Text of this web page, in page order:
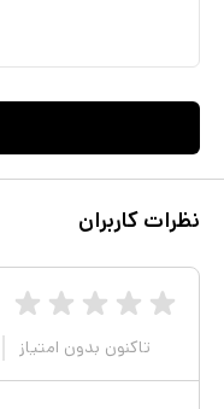
نظرات کاربران
تاکنون بدون امتیاز